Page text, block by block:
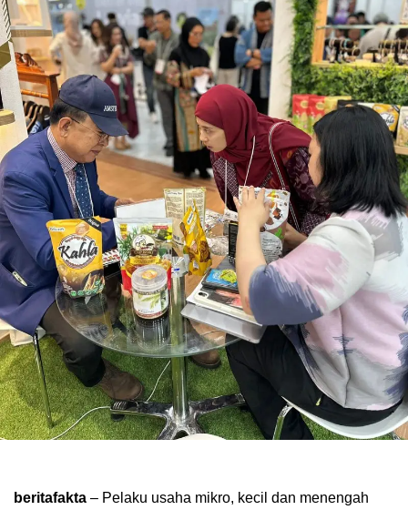
beritafakta – Pelaku usaha mikro, kecil dan menengah